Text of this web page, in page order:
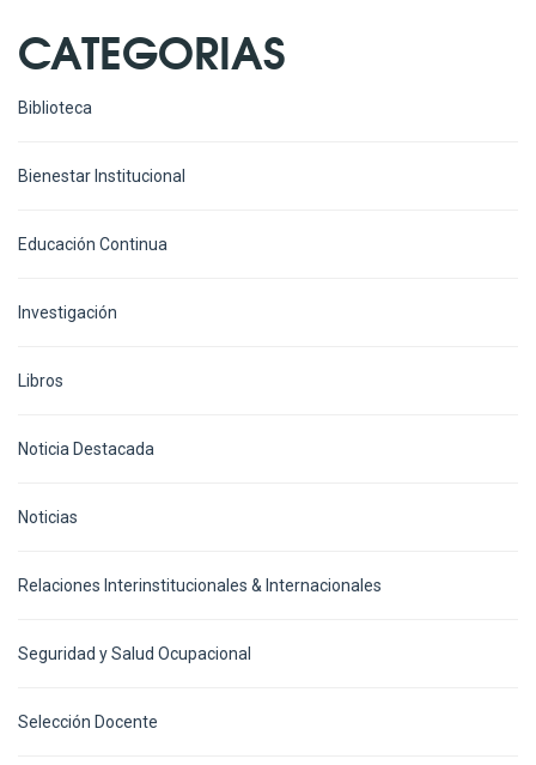
CATEGORIAS
Biblioteca
Bienestar Institucional
Educación Continua
Investigación
Libros
Noticia Destacada
Noticias
Relaciones Interinstitucionales & Internacionales
Seguridad y Salud Ocupacional
Selección Docente